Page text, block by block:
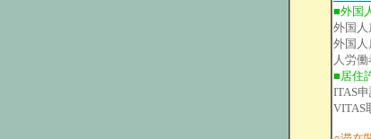
■外国
外国人
外国人
人労
■居住
ITAS
VITAS